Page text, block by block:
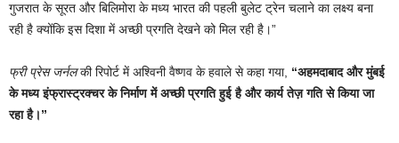
गुजरात के सूरत और बिलिमोरा के मध्य भारत की पहली बुलेट ट्रेन चलाने का लक्ष्य बना
रही है क्योंकि इस दिशा में अच्छी प्रगति देखने को मिल रही है।”
फ्री प्रेस जर्नलकी रिपोर्ट में अश्विनी वैष्णव के हवाले से कहा गया, “अहमदाबाद और मुंबई
के मध्य इंफ्रास्ट्रक्चर के निर्माण में अच्छी प्रगति हुई है और कार्य तेज़ गति से किया जा
रहा है।”